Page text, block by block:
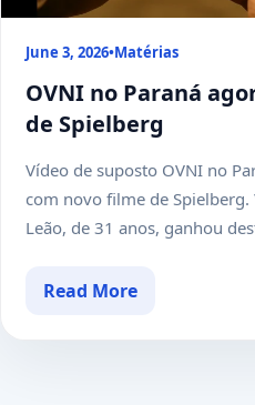
June 3, 2026•Matérias
OVNI no Paraná
de Spielberg
Vídeo de suposto OVNI no
com novo filme de
Leão, de 31 anos, ganhou
Read More